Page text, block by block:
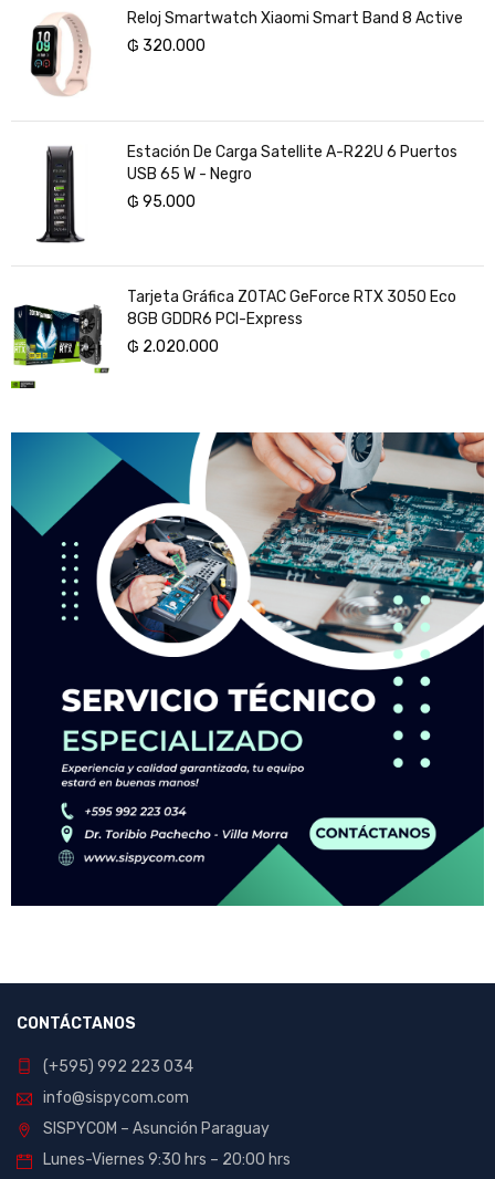
Reloj Smartwatch Xiaomi Smart Band 8 Active
₲ 320.000
Estación De Carga Satellite A-R22U 6 Puertos
USB 65 W - Negro
₲ 95.000
Tarjeta Gráfica ZOTAC GeForce RTX 3050 Eco
8GB GDDR6 PCI-Express
₲ 2.020.000
CONTÁCTANOS
(+595) 992 223 034
info@sispycom.com
SISPYCOM – Asunción Paraguay
Lunes-Viernes 9:30 hrs – 20:00 hrs